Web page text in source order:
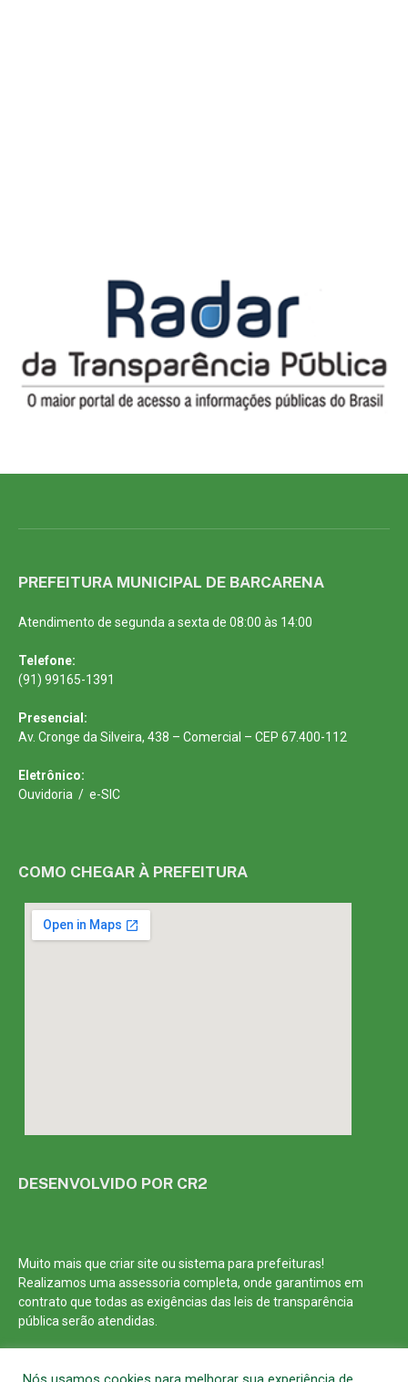
PREFEITURA MUNICIPAL DE BARCARENA
Atendimento de segunda a sexta de 08:00 às 14:00
Telefone:
(91) 99165-1391
Presencial:
Av. Cronge da Silveira, 438 – Comercial – CEP 67.400-112
Eletrônico:
Ouvidoria / e-SIC
COMO CHEGAR À PREFEITURA
DESENVOLVIDO POR CR2
Muito mais que criar site ou sistema para prefeituras!
Realizamos uma assessoria completa, onde garantimos em
contrato que todas as exigências das leis de transparência
pública serão atendidas.